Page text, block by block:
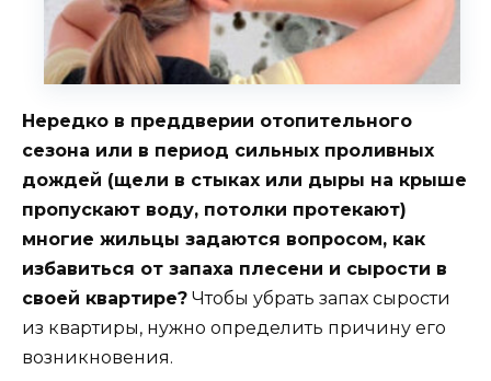
Нередко в преддверии отопительного
сезона или в период сильных проливных
дождей (щели в стыках или дыры на крыше
пропускают воду, потолки протекают)
многие жильцы задаются вопросом, как
избавиться от запаха плесени и сырости в
своей квартире? Чтобы убрать запах сырости
из квартиры, нужно определить причину его
возникновения.